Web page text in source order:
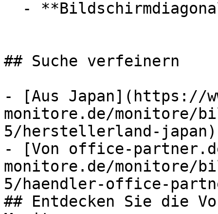
## Suche verfeinern
- [Aus Japan](https://
monitore.de/monitore/
5/herstellerland-
- [Von office-
monitore.de/monitore/
5/haendler-office-
## Entdecken Sie die